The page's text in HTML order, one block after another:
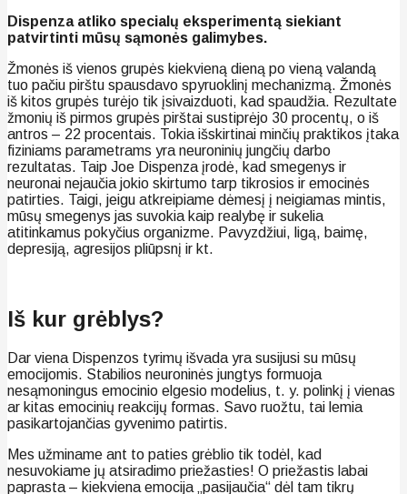
Dispenza atliko specialų eksperimentą siekiant
patvirtinti mūsų sąmonės galimybes.
Žmonės iš vienos grupės kiekvieną dieną po vieną valandą
tuo pačiu pirštu spausdavo spyruoklinį mechanizmą. Žmonės
iš kitos grupės turėjo tik įsivaizduoti, kad spaudžia. Rezultate
žmonių iš pirmos grupės pirštai sustiprėjo 30 procentų, o iš
antros – 22 procentais. Tokia išskirtinai minčių praktikos įtaka
fiziniams parametrams yra neuroninių jungčių darbo
rezultatas. Taip Joe Dispenza įrodė, kad smegenys ir
neuronai nejaučia jokio skirtumo tarp tikrosios ir emocinės
patirties. Taigi, jeigu atkreipiame dėmesį į neigiamas mintis,
mūsų smegenys jas suvokia kaip realybę ir sukelia
atitinkamus pokyčius organizme. Pavyzdžiui, ligą, baimę,
depresiją, agresijos pliūpsnį ir kt.
Iš kur grėblys?
Dar viena Dispenzos tyrimų išvada yra susijusi su mūsų
emocijomis. Stabilios neuroninės jungtys formuoja
nesąmoningus emocinio elgesio modelius, t. y. polinkį į vienas
ar kitas emocinių reakcijų formas. Savo ruožtu, tai lemia
pasikartojančias gyvenimo patirtis.
Mes užminame ant to paties grėblio tik todėl, kad
nesuvokiame jų atsiradimo priežasties! O priežastis labai
paprasta – kiekviena emocija „pasijaučia“ dėl tam tikrų